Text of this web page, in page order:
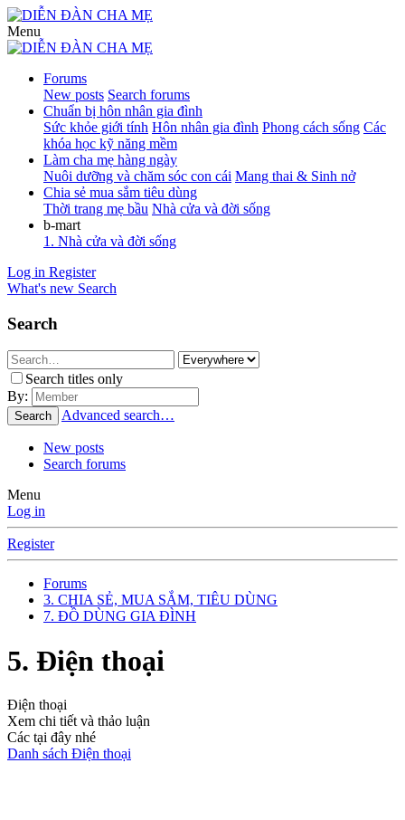
Menu
Forums
New posts Search forums
Chuẩn bị hôn nhân gia đình
Sức khỏe giới tính Hôn nhân gia đình Phong cách sống Các
khóa học kỹ năng mềm
Làm cha mẹ hàng ngày
Nuôi dưỡng và chăm sóc con cái Mang thai & Sinh nở
Chia sẻ mua sắm tiêu dùng
Thời trang mẹ bầu Nhà cửa và đời sống
b-mart
1. Nhà cửa và đời sống
Log in Register
What's new Search
Search
Search titles only
By:
Search Advanced search…
New posts
Search forums
Menu
Log in
Register
Forums
3. CHIA SẺ, MUA SẮM, TIÊU DÙNG
7. ĐỒ DÙNG GIA ĐÌNH
5. Điện thoại
Điện thoại
Xem chi tiết và thảo luận
Các tại đây nhé
Danh sách Điện thoại